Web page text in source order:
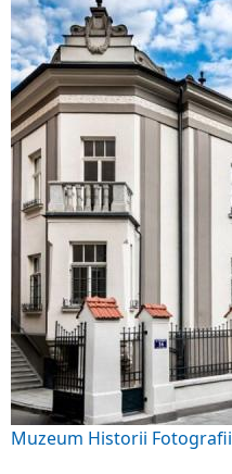
Muzeum Historii Fotografii